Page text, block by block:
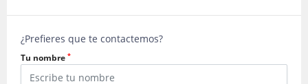
¿Prefieres que te contactemos?
Tu nombre *